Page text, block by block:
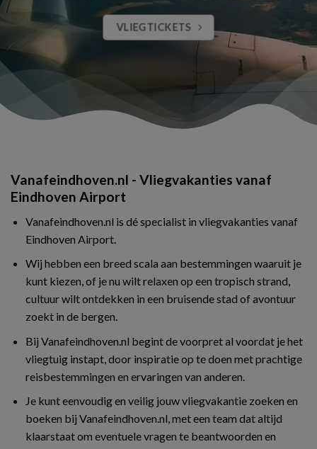
VLIEGTICKETS
Vanafeindhoven.nl - Vliegvakanties vanaf
Eindhoven Airport
Vanafeindhoven.nl is dé specialist in vliegvakanties vanaf
Eindhoven Airport.
Wij hebben een breed scala aan bestemmingen waaruit je
kunt kiezen, of je nu wilt relaxen op een tropisch strand,
cultuur wilt ontdekken in een bruisende stad of avontuur
zoekt in de bergen.
Bij Vanafeindhoven.nl begint de voorpret al voordat je het
vliegtuig instapt, door inspiratie op te doen met prachtige
reisbestemmingen en ervaringen van anderen.
Je kunt eenvoudig en veilig jouw vliegvakantie zoeken en
boeken bij Vanafeindhoven.nl, met een team dat altijd
klaarstaat om eventuele vragen te beantwoorden en